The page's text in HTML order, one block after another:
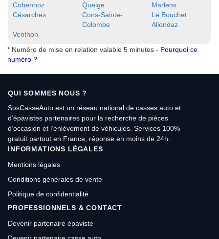
Cohennoz
Queige
Marlens
Césarches
Cons-Sainte-
Colombe
Le Bouchet
Allondaz
Venthon
* Numéro de mise en relation valable 5 minutes - Pourquoi ce
numéro ?
QUI SOMMES NOUS ?
SosCasseAuto est un réseau national de casses auto et
d’épavistes partenaires pour la recherche de pièces
d’occasion et l’enlèvement de véhicules. Services 100%
gratuit partout en France, réponse en moins de 24h.
INFORMATIONS LÉGALES
Mentions légales
Conditions générales de vente
Politique de confidentialité
PROFESSIONNELS & CONTACT
Devenir partenaire épaviste